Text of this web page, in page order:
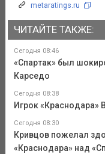
metaratings.ru
ЧИТАЙТЕ ТАКЖЕ:
Сегодня 08:46
«Спартак» был
Карседо
Сегодня 08:38
Игрок «Краснодара»
Сегодня 08:30
Кривцов пожелал
«Краснодара» над